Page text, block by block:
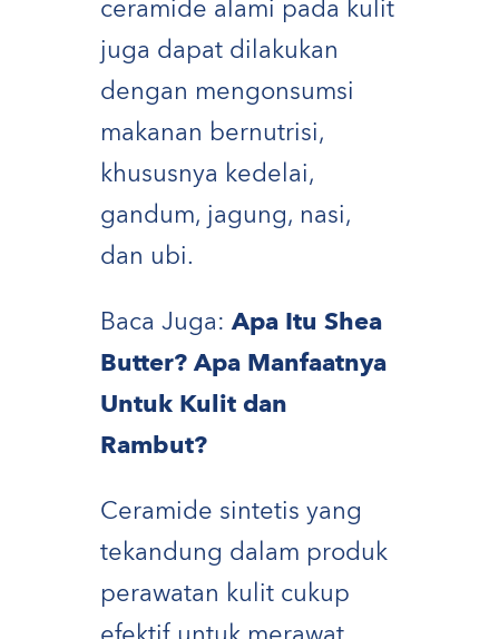
ceramide alami pada kulit
juga dapat dilakukan
dengan mengonsumsi
makanan bernutrisi,
khususnya kedelai,
gandum, jagung, nasi,
dan ubi.
Baca Juga:Apa Itu Shea
Butter? Apa Manfaatnya
Untuk Kulit dan
Rambut?
Ceramide sintetis yang
tekandung dalam produk
perawatan kulit cukup